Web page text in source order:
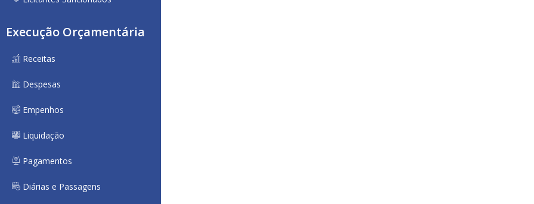
Execução Orçamentária
Receitas
Despesas
Empenhos
Liquidação
Pagamentos
Diárias e Passagens